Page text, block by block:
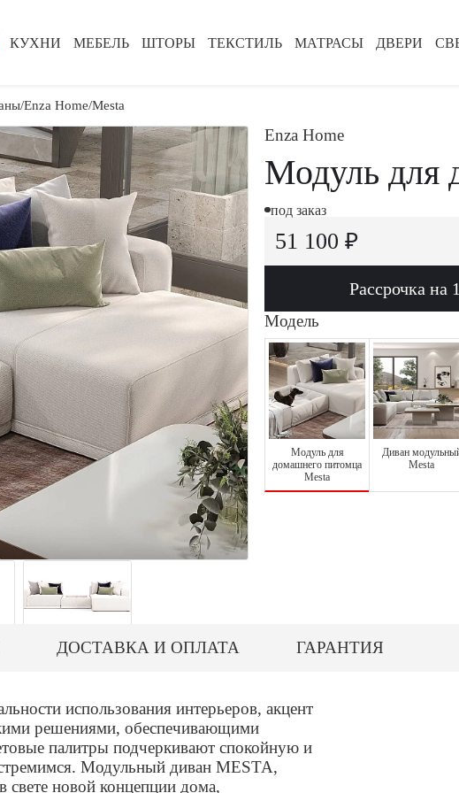
КУХНИ МЕБЕЛЬ ШТОРЫ ТЕКСТИЛЬ МАТРАСЫ ДВЕРИ
Enza Home Mesta
Enza Home
Модуль для
под заказ
51 100 ₽
Рассрочка на
Модель
Модуль для
домашнего питомца
Mesta
Диван
Mesta
ДОСТАВКА И ОПЛАТА ГАРАНТИЯ
использования интерьеров, акцент
решениями, обеспечивающими
палитры подчеркивают спокойную и
Модульный диван MESTA,
новой концепции дома,